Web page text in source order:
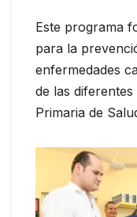
Este programa
para la
enfermedades
de las
Primaria de